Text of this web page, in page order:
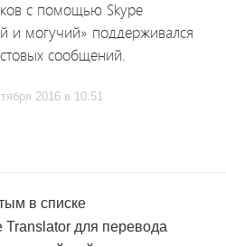
с помощью Skype
и могучий» поддерживался
сообщений.
2016 в 10:51
в списке
для перевода